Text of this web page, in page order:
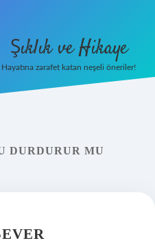
Şıklık ve Hikaye
Hayatına zarafet katan neşeli öneriler!
DURDURUR MU